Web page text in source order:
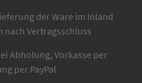
der Ware im Inland
nach Vertragsschluss
Abholung, Vorkasse per
per PayPal